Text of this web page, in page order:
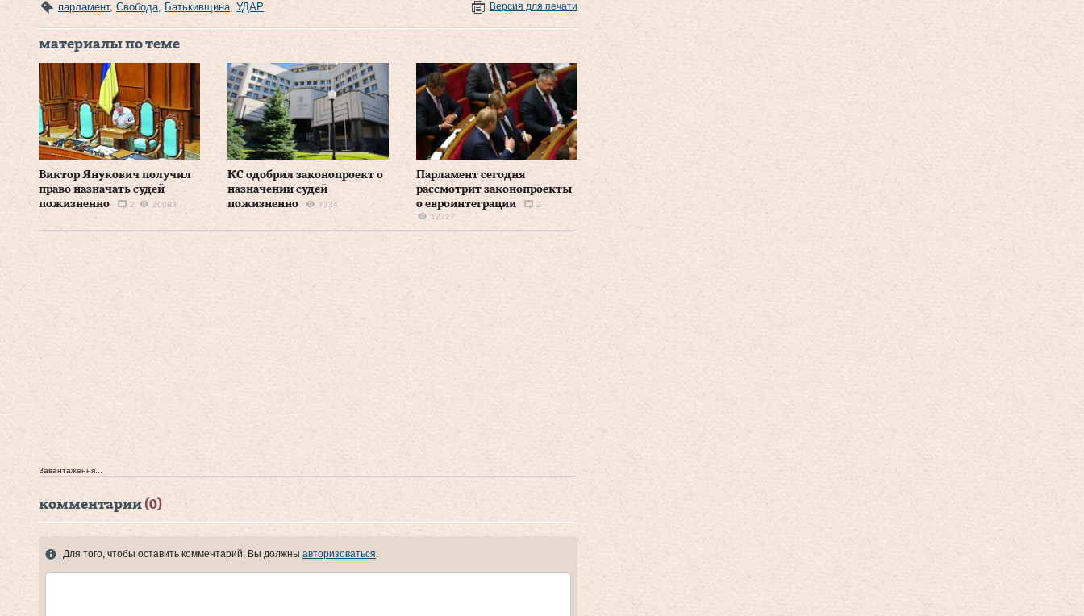
парламент, Свобода, Батькивщина, УДАР Версия для печати
материалы по теме
Виктор Янукович получил
право назначать судей
пожизненно
2 20093
КС одобрил законопроект о
назначении судей
пожизненно
7334
Парламент сегодня
рассмотрит законопроекты
о евроинтеграции
2
12727
Завантаження...
комментарии (0)
Для того, чтобы оставить комментарий, Вы должны авторизоваться.